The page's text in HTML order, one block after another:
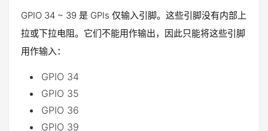
GPIO 34 ~ 39 是 GPIs 仅输入引脚。这些引脚没有内部上
拉或下拉电阻。它们不能用作输出，因此只能将这些引脚
用作输入：
GPIO 34
GPIO 35
GPIO 36
GPIO 39